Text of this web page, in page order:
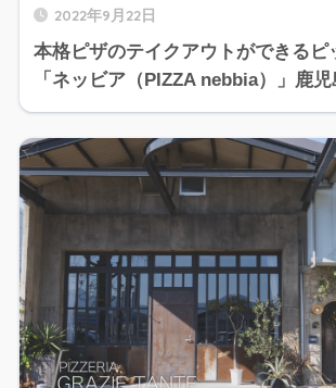
2022年9月22日
本格ピザのテイクアウトができるピ
「ネッビア（PIZZA nebbia）」鹿